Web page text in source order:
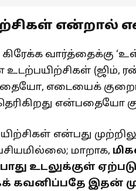
என்றால்
கிரேக்க வார்த்தைக்கு
(ஜிம்,
எடையைக்
என்பதையோ
என்பது
மாறாக,
உடலுக்குள்
கவனிப்பதே இதன்